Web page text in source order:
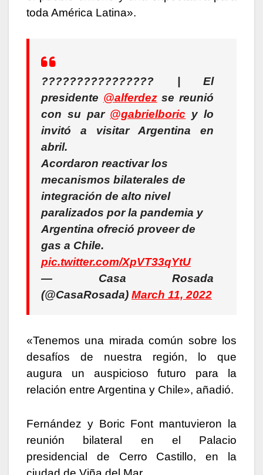
toda América Latina».
???????????????? | El
presidente @alferdezse reunió
con su par @gabrielboric y lo
invitó a visitar Argentina en
abril.
Acordaron reactivar los
mecanismos bilaterales de
integración de alto nivel
paralizados por la pandemia y
Argentina ofreció proveer de
gas a Chile.
pic.twitter.com/XpVT33qYtU
— Casa Rosada
(@CasaRosada) March 11, 2022
«Tenemos una mirada común sobre los
desafíos de nuestra región, lo que
augura un auspicioso futuro para la
relación entre Argentina y Chile», añadió.
Fernández y Boric Font mantuvieron la
reunión bilateral en el Palacio
presidencial de Cerro Castillo, en la